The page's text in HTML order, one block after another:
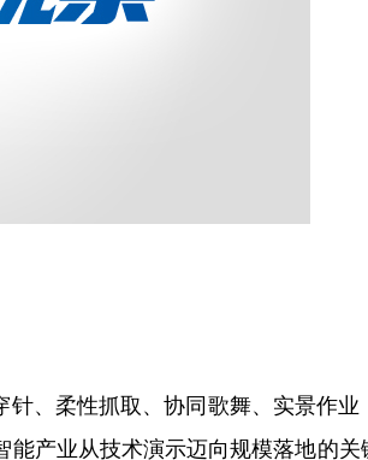
、柔性抓取、协同歌舞、实景作业
能产业从技术演示迈向规模落地的